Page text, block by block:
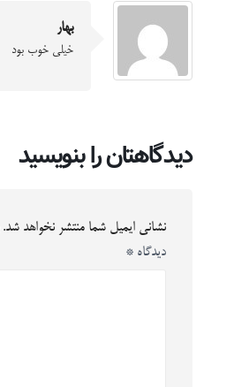
بهار
خیلی خوب بود
دیدگاهتان را بنویسید
نشانی ایمیل شما منتشر نخواهد شد.
دیدگاه *